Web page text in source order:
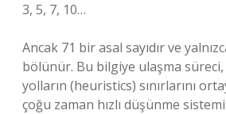
3, 5, 7, 10…
Ancak 71 bir asal sayıdır ve
bölünür. Bu bilgiye ulaşma
yolların (heuristics) sınırlarını
çoğu zaman hızlı düşünme